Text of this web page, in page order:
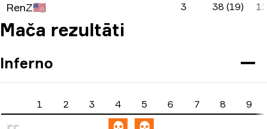
RenZ🇺🇸 3 38 (19)
Mača rezultāti
Inferno
1 2 3 4 5 6 7 8 9